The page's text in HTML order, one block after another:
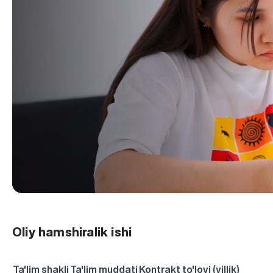
Oliy hamshiralik ishi
Ta'lim shakli Ta'lim muddati Kontrakt to'lovi (yillik)